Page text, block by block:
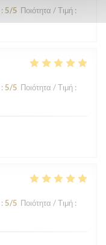
: 5/5 Ποιότητα / Τιμή :
: 5/5 Ποιότητα / Τιμή :
: 5/5 Ποιότητα / Τιμή :